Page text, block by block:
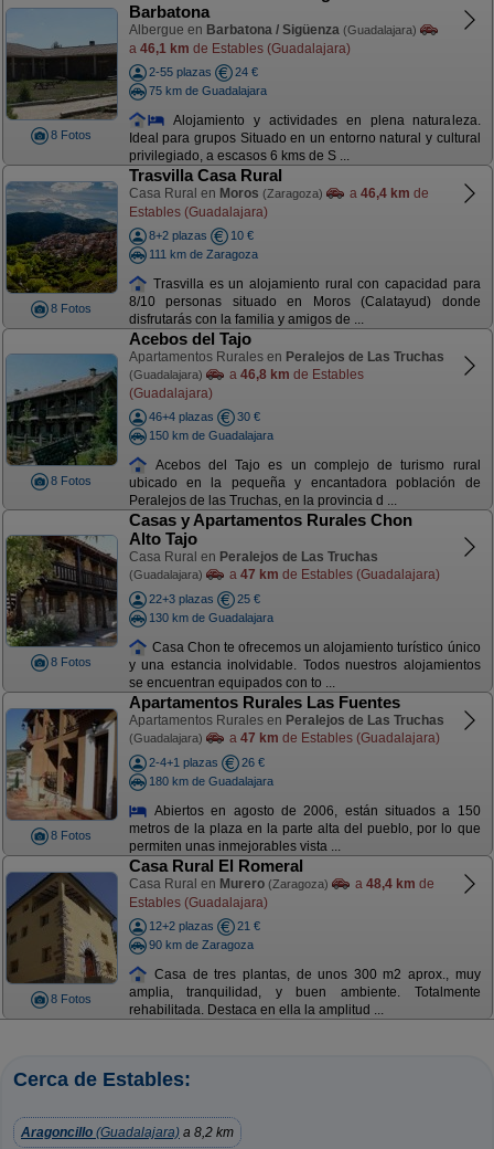
8 Fotos
Barbatona
Albergue en Barbatona / Sigüenza (Guadalajara)
a 46,1 km de Estables (Guadalajara)
2-55 plazas
24 €
75 km de Guadalajara
Alojamiento y actividades en plena naturaleza.
Ideal para grupos Situado en un entorno natural y cultural
privilegiado, a escasos 6 kms de S ...
8 Fotos
Trasvilla Casa Rural
Casa Rural en Moros (Zaragoza) a 46,4 km de
Estables (Guadalajara)
8+2 plazas
10 €
111 km de Zaragoza
Trasvilla es un alojamiento rural con capacidad para
8/10 personas situado en Moros (Calatayud) donde
disfrutarás con la familia y amigos de ...
8 Fotos
Acebos del Tajo
Apartamentos Rurales en Peralejos de Las Truchas
(Guadalajara) a 46,8 km de Estables
(Guadalajara)
46+4 plazas
30 €
150 km de Guadalajara
Acebos del Tajo es un complejo de turismo rural
ubicado en la pequeña y encantadora población de
Peralejos de las Truchas, en la provincia d ...
8 Fotos
Casas y Apartamentos Rurales Chon
Alto Tajo
Casa Rural en Peralejos de Las Truchas
(Guadalajara) a 47 km de Estables (Guadalajara)
22+3 plazas
25 €
130 km de Guadalajara
Casa Chon te ofrecemos un alojamiento turístico único
y una estancia inolvidable. Todos nuestros alojamientos
se encuentran equipados con to ...
8 Fotos
Apartamentos Rurales Las Fuentes
Apartamentos Rurales en Peralejos de Las Truchas
(Guadalajara) a 47 km de Estables (Guadalajara)
2-4+1 plazas
26 €
180 km de Guadalajara
Abiertos en agosto de 2006, están situados a 150
metros de la plaza en la parte alta del pueblo, por lo que
permiten unas inmejorables vista ...
8 Fotos
Casa Rural El Romeral
Casa Rural en Murero (Zaragoza) a 48,4 km de
Estables (Guadalajara)
12+2 plazas
21 €
90 km de Zaragoza
Casa de tres plantas, de unos 300 m2 aprox., muy
amplia, tranquilidad, y buen ambiente. Totalmente
rehabilitada. Destaca en ella la amplitud ...
Cerca de Estables:
Aragoncillo (Guadalajara) a 8,2 km